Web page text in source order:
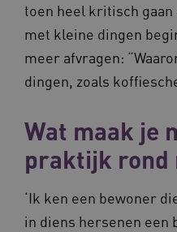
toen heel kritisch
met kleine dingen
meer afvragen:
dingen, zoals
Wat maak je
praktijk rond
‘Ik ken een bewoner
in diens hersenen een